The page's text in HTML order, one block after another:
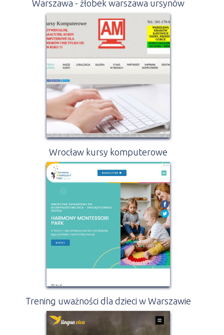
Warszawa - żłobek warszawa ursynów
Wrocław kursy komputerowe
Trening uważności dla dzieci w Warszawie